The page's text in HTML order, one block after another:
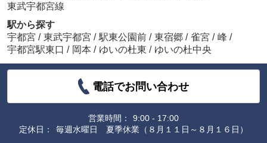
東武宇都宮線
駅から探す
宇都宮 / 東武宇都宮 / 駅東公園前 / 東宿郷 / 雀宮 / 峰 /
宇都宮駅東口 / 岡本 / ゆいの杜東 / ゆいの杜中央
電話でお問い合わせ
営業時間：
9:00 - 17:00
定休日：
毎週水曜日 夏季休業（８月１１日～８月１６日）